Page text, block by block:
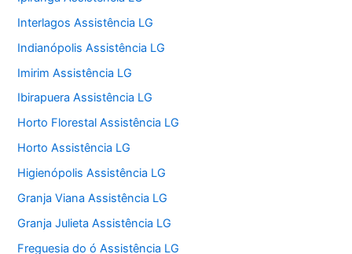
Interlagos Assistência LG
Indianópolis Assistência LG
Imirim Assistência LG
Ibirapuera Assistência LG
Horto Florestal Assistência LG
Horto Assistência LG
Higienópolis Assistência LG
Granja Viana Assistência LG
Granja Julieta Assistência LG
Freguesia do ó Assistência LG